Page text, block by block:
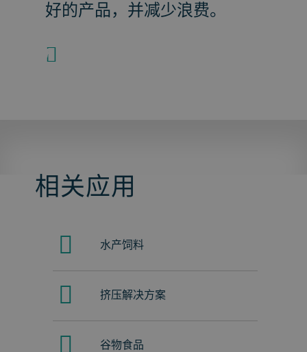
好的产品，并减少浪费。
+
相关应用
水产饲料
挤压解决方案
谷物食品